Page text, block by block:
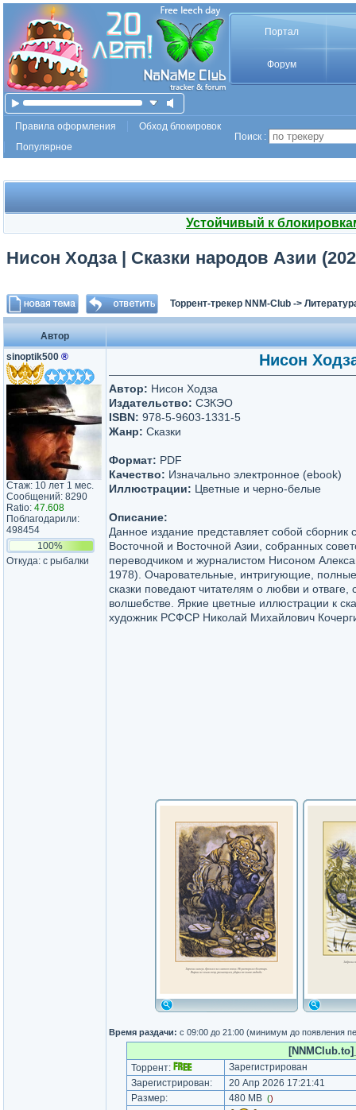
Портал
Форум
Правила оформления
Обход блокировок
Популярное
Поиск :
Устойчивый к
Нисон Ходза | Сказки народов Азии
Торрент-трекер NNM-Club ->
Автор
sinoptik500 ®
Стаж: 10 лет 1 мес.
Сообщений: 8290
Ratio: 47.608
Поблагодарили:
498454
100%
Откуда: с рыбалки
Нисон
Автор: Нисон Ходза
Издательство: СЗКЭО
ISBN: 978-5-9603-1331-5
Жанр: Сказки
Формат: PDF
Качество: Изначально электронное (ebook)
Иллюстрации: Цветные и черно-белые
Описание:
Данное издание представляет собой
Восточной и Восточной Азии, собранных
переводчиком и журналистом Нисоном
1978). Очаровательные, интригующие,
сказки поведают читателям о любви и отваге,
волшебстве. Яркие цветные иллюстрации к
художник РСФСР Николай Михайлович
Время раздачи: с 09:00 до 21:00 (минимум до появления
Торрент:
Зарегистрирован
Зарегистрирован:
20 Апр 2026 17:21:41
Размер:
480 MB ()